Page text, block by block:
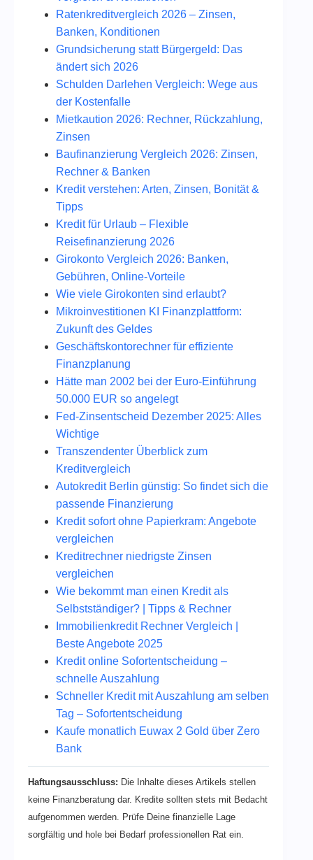
Ratenkreditvergleich 2026 – Zinsen,
Banken, Konditionen
Grundsicherung statt Bürgergeld: Das
ändert sich 2026
Schulden Darlehen Vergleich: Wege aus
der Kostenfalle
Mietkaution 2026: Rechner, Rückzahlung,
Zinsen
Baufinanzierung Vergleich 2026: Zinsen,
Rechner & Banken
Kredit verstehen: Arten, Zinsen, Bonität &
Tipps
Kredit für Urlaub – Flexible
Reisefinanzierung 2026
Girokonto Vergleich 2026: Banken,
Gebühren, Online-Vorteile
Wie viele Girokonten sind erlaubt?
Mikroinvestitionen KI Finanzplattform:
Zukunft des Geldes
Geschäftskontorechner für effiziente
Finanzplanung
Hätte man 2002 bei der Euro-Einführung
50.000 EUR so angelegt
Fed‑Zinsentscheid Dezember 2025: Alles
Wichtige
Transzendenter Überblick zum
Kreditvergleich
Autokredit Berlin günstig: So findet sich die
passende Finanzierung
Kredit sofort ohne Papierkram: Angebote
vergleichen
Kreditrechner niedrigste Zinsen
vergleichen
Wie bekommt man einen Kredit als
Selbstständiger? | Tipps & Rechner
Immobilienkredit Rechner Vergleich |
Beste Angebote 2025
Kredit online Sofortentscheidung –
schnelle Auszahlung
Schneller Kredit mit Auszahlung am selben
Tag – Sofortentscheidung
Kaufe monatlich Euwax 2 Gold über Zero
Bank
Haftungsausschluss: Die Inhalte dieses Artikels stellen
keine Finanzberatung dar. Kredite sollten stets mit Bedacht
aufgenommen werden. Prüfe Deine finanzielle Lage
sorgfältig und hole bei Bedarf professionellen Rat ein.